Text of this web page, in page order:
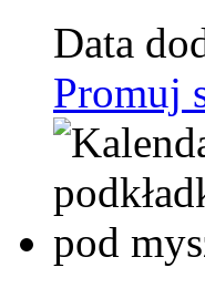
Data
Promuj